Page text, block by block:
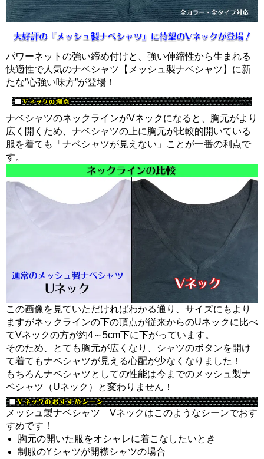
パワーネットの強い締め付けと、強い伸縮性から生まれる
快適性で人気のナベシャツ【メッシュ製ナベシャツ】に新
たな”心強い味方”が登場！
ナベシャツのネックラインがVネックになると、胸元がより
広く開くため、ナベシャツの上に胸元が比較的開いている
服を着ても「ナベシャツが見えない」ことが一番の利点で
す。
この画像を見ていただければわかる通り、サイズにもより
ますがネックラインの下の頂点が従来からのUネックに比べ
てVネックの方が約4～5cm下に下がっています。
そのため、とても胸元が広くなり、シャツのボタンを開け
て着てもナベシャツが見える心配が少なくなりました！
もちろんナベシャツとしての性能は今までのメッシュ製ナ
ベシャツ（Uネック）と変わりません！
メッシュ製ナベシャツ Vネックはこのようなシーンでおす
すめです！
胸元の開いた服をオシャレに着こなしたいとき
制服のYシャツが開襟シャツの場合